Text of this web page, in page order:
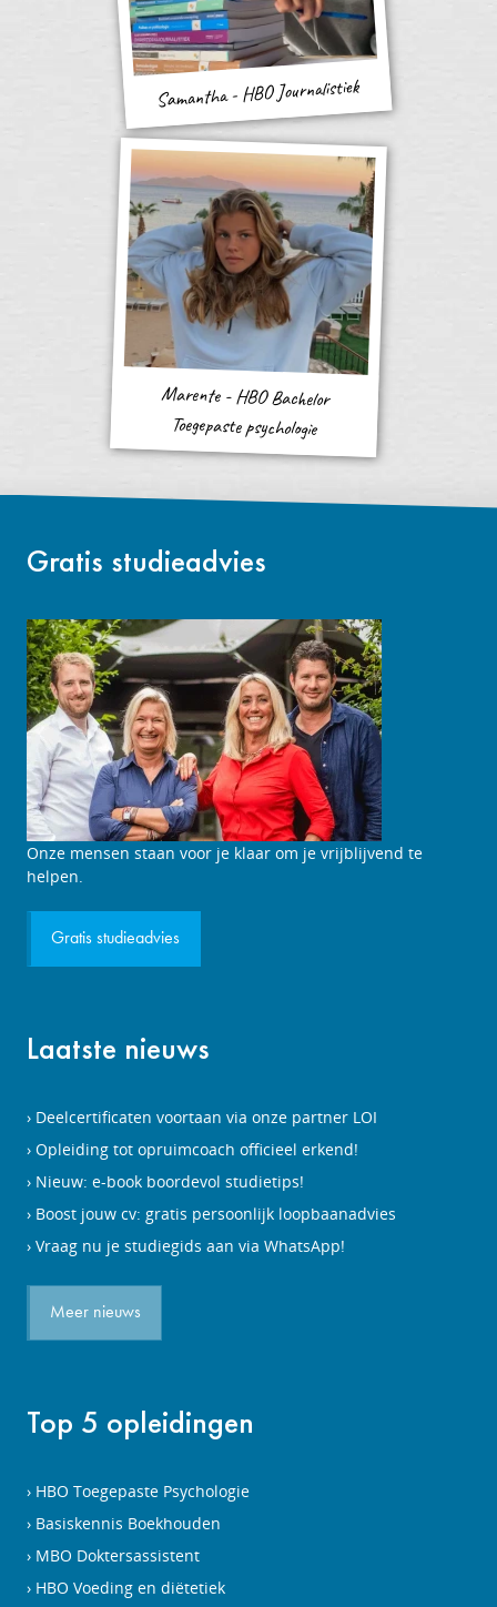
Samantha - HBO Journalistiek
Marente - HBO Bachelor
Toegepaste psychologie
Gratis studieadvies
Studieadviesgesprek
aanvragen
Onze mensen staan voor je klaar om je vrijblijvend te
helpen.
Gratis studieadvies
Laatste nieuws
Deelcertificaten voortaan via onze partner LOI
Opleiding tot opruimcoach officieel erkend!
Nieuw: e-book boordevol studietips!
Boost jouw cv: gratis persoonlijk loopbaanadvies
Vraag nu je studiegids aan via WhatsApp!
Meer nieuws
Top 5 opleidingen
HBO Toegepaste Psychologie
Basiskennis Boekhouden
MBO Doktersassistent
HBO Voeding en diëtetiek